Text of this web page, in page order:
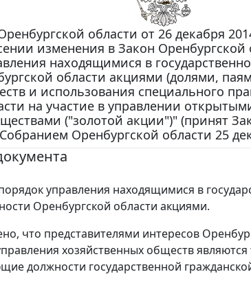
области от 26 декабря
изменения в Закон Оренбургской
находящимися в
области акциями (долями,
и использования специального
на участие в управлении
("золотой акции")" (принят
Собранием Оренбургской области 25
управления находящимися в
Оренбургской области акциями.
что представителями интересов
хозяйственных обществ являются
должности государственной